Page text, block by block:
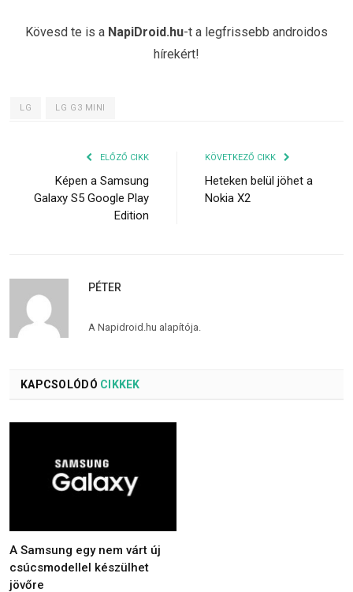
Kövesd te is a NapiDroid.hu-t a legfrissebb androidos
hírekért!
LG LG G3 MINI
ELŐZŐ CIKK
Képen a Samsung
Galaxy S5 Google Play
Edition
KÖVETKEZŐ CIKK
Heteken belül jöhet a
Nokia X2
PÉTER
A Napidroid.hu alapítója.
KAPCSOLÓDÓ CIKKEK
A Samsung egy nem várt új
csúcsmodellel készülhet
jövőre